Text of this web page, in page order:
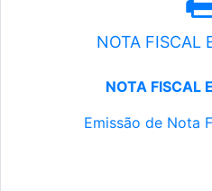
NOTA FISCAL
NOTA FISCAL
Emissão de Nota